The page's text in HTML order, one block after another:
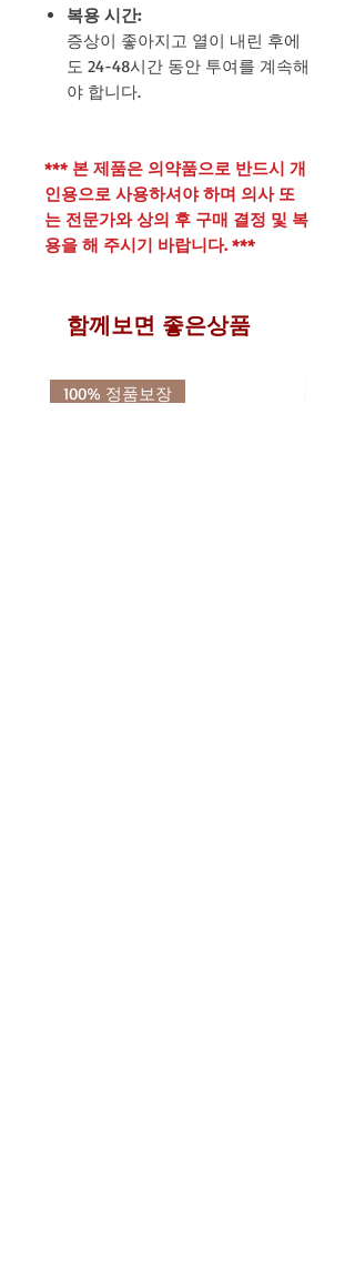
복용 시간:
증상이 좋아지고 열이 내린 후에
도 24-48시간 동안 투여를 계속해
야 합니다.
*** 본 제품은 의약품으로 반드시 개
인용으로 사용하셔야 하며 의사 또
는 전문가와 상의 후 구매 결정 및 복
용을 해 주시기 바랍니다. ***
함께보면 좋은상품
100% 정품보장